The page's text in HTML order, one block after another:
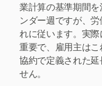
業計算の基準期間
ンダー週ですが、
れに従います。実
重要で、雇用主は
協約で定義された
せん。